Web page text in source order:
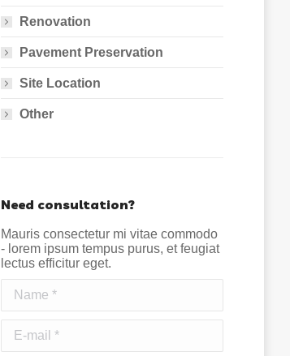
Renovation
Pavement Preservation
Site Location
Other
Need consultation?
Mauris consectetur mi vitae commodo
- lorem ipsum tempus purus, et feugiat
lectus efficitur eget.